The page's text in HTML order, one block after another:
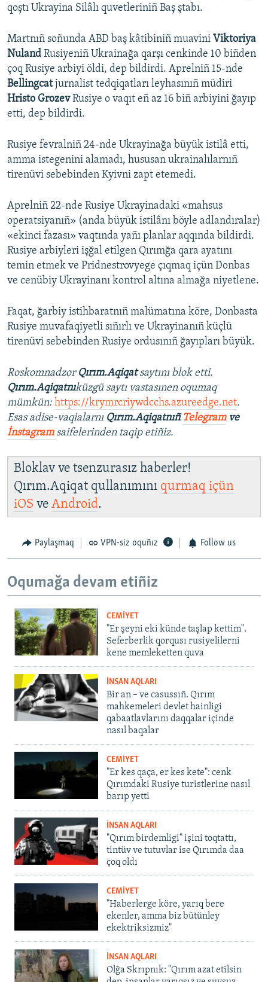
qoştı Ukrayina Silâlı quvetleriniñ Baş ştabı.
Martnıñ soñunda ABD baş kâtibiniñ muavini Viktoriya
Nuland Rusiyeniñ Ukrainağa qarşı cenkinde 10 biñden
çoq Rusiye arbiyi öldi, dep bildirdi. Aprelniñ 15-nde
Bellingcatjurnalist tedqiqatları leyhasınıñ müdiri
Hristo GrozevRusiye o vaqıt eñ az 16 biñ arbiyini ğayıp
etti, dep bildirdi.
Rusiye fevralniñ 24-nde Ukrayinağa büyük istilâ etti,
amma istegenini alamadı, hususan ukrainalılarnıñ
tirenüvi sebebinden Kyivni zapt etemedi.
Aprelniñ 22-nde Rusiye Ukrayinadaki «mahsus
operatsiyanıñ» (anda büyük istilânı böyle adlandıralar)
«ekinci fazası» vaqtında yañı planlar aqqında bildirdi.
Rusiye arbiyleri işğal etilgen Qırımğa qara ayatını
temin etmek ve Pridnestrovyege çıqmaq içün Donbas
ve cenübiy Ukrayinanı kontrol altına almağa niyetlene.
Faqat, ğarbiy istihbaratnıñ malümatına köre, Donbasta
Rusiye muvafaqiyetli sıñırlı ve Ukrayinanıñ küçlü
tirenüvi sebebinden Rusiye ordusınıñ ğayıpları büyük.
Roskomnadzor Qırım.Aqiqatsaytını blok etti.
Qırım.Aqiqatnıküzgü saytı vastasınen oqumaq
mümkün:https://krymrcriywdcchs.azureedge.net.
Esas adise-vaqialarnı Qırım.Aqiqatnıñ Telegramve
İnstagram saifelerinden taqip etiñiz.
Bloklav ve tsenzurasız haberler!
Qırım.Aqiqat qullanımını qurmaq içün
iOS ve Android.
Paylaşmaq VPN-siz oquñız Follow us
Oqumağa devam etiñiz
CEMİYET
"Er şeyni eki künde taşlap kettim".
Seferberlik qorqusı rusiyelilerni
kene memleketten quva
İNSAN AQLARI
Bir an – ve casussıñ. Qırım
mahkemeleri devlet hainligi
qabaatlavlarını daqqalar içinde
nasıl baqalar
CEMİYET
"Er kes qaça, er kes kete": cenk
Qırımdaki Rusiye turistlerine nasıl
barıp yetti
İNSAN AQLARI
"Qırım birdemligi" işini toqtattı,
tintüv ve tutuvlar ise Qırımda daa
çoq oldı
CEMİYET
"Haberlerge köre, yarıq bere
ekenler, amma biz bütünley
ekektriksizmiz"
İNSAN AQLARI
Olğa Skrıpnık: "Qırım azat etilsin